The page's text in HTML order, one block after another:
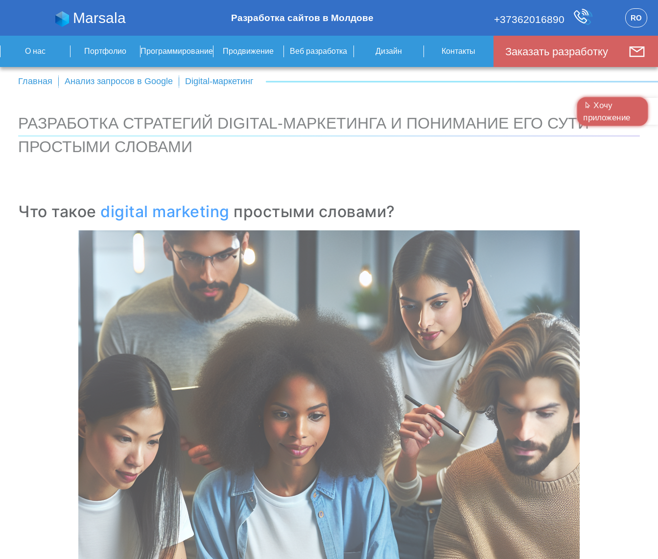
Marsala Разработка сайтов в Молдове +37362016890 RO
О нас Портфолио Программирование Продвижение Веб разработка Дизайн Контакты Заказать разработку
Главная Анализ запросов в Google Digital-маркетинг
РАЗРАБОТКА СТРАТЕГИЙ DIGITAL-МАРКЕТИНГА И ПОНИМАНИЕ ЕГО СУТИ
ПРОСТЫМИ СЛОВАМИ
Что такое digital marketing простыми словами?
Хочу
приложение